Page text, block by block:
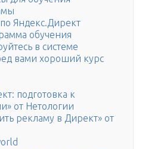
Яндекс.Директ
обучения
в системе
вами хороший курс
подготовка к
от Нетологии
рекламу в Директ» от